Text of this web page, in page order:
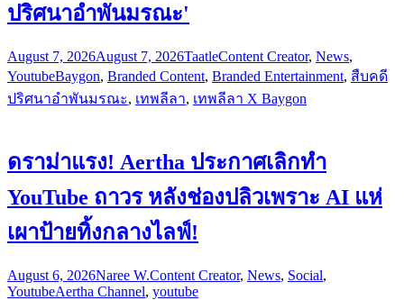
ปริศนาอำพันมรณะ'
August 7, 2026August 7, 2026TaatleContent Creator, News,
YoutubeBaygon, Branded Content, Branded Entertainment, สืบคดี
ปริศนาอำพันมรณะ, เทพลีลา, เทพลีลา X Baygon
ดราม่าแรง! Aertha ประกาศเลิกทำ
YouTube ถาวร หลังช่องปลิวเพราะ AI แห่
เผาป้ายทิ้งกลางไลฟ์!
August 6, 2026Naree W.Content Creator, News, Social,
YoutubeAertha Channel, youtube